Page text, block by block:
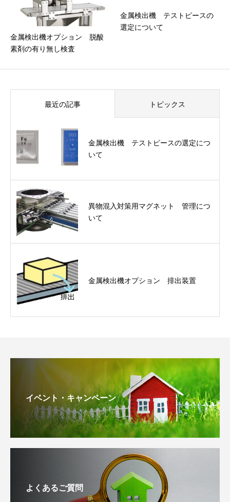
金属検出機オプション 脱酸
素剤の有り無し検査
金属検出機 テストピースの
選定について
最近の記事 トピックス
金属検出機 テストピースの選定につ
いて
異物混入対策用マグネット 管理につ
いて
金属検出機オプション 排出装置
イベント・キャンペーン
よくあるご質問